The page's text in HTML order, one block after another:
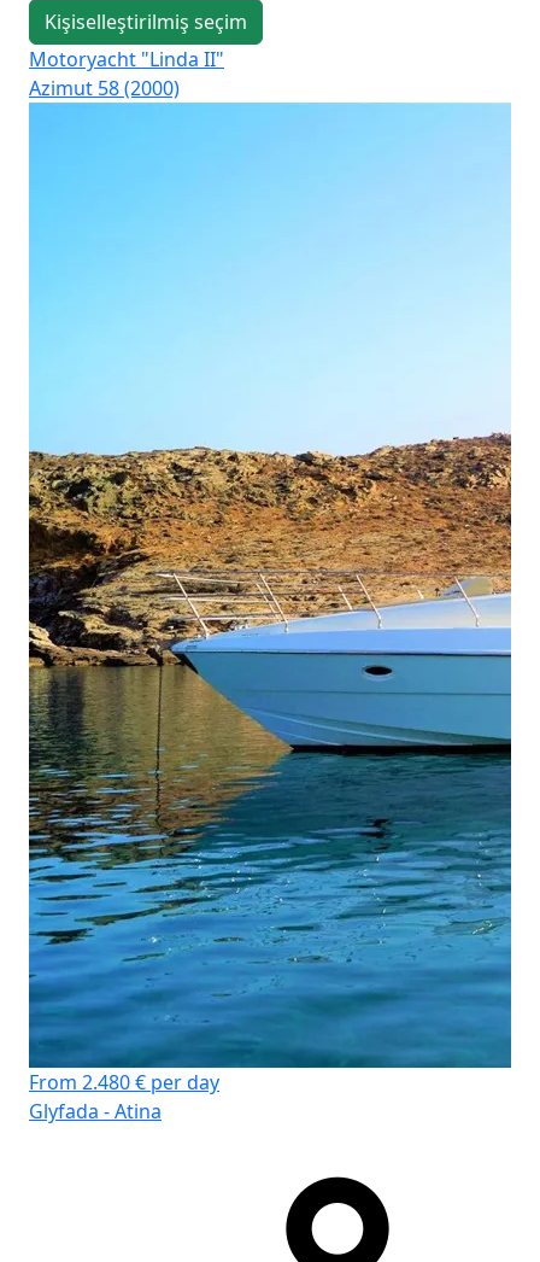
Kişiselleştirilmiş seçim
Motoryacht "Linda II"
Azimut 58 (2000)
From 2.480 € per day
Glyfada - Atina